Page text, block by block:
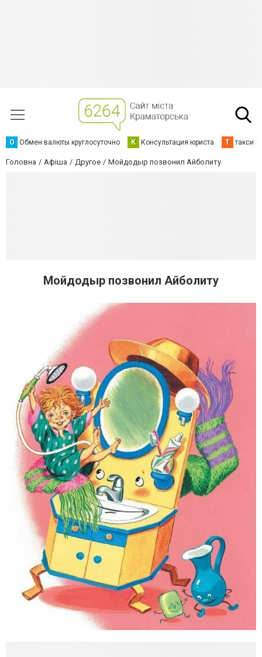
О Обмен валюты круглосуточно К Консультация юриста Т такси
Головна Афіша Другое Мойдодыр позвонил Айболиту
Мойдодыр позвонил Айболиту